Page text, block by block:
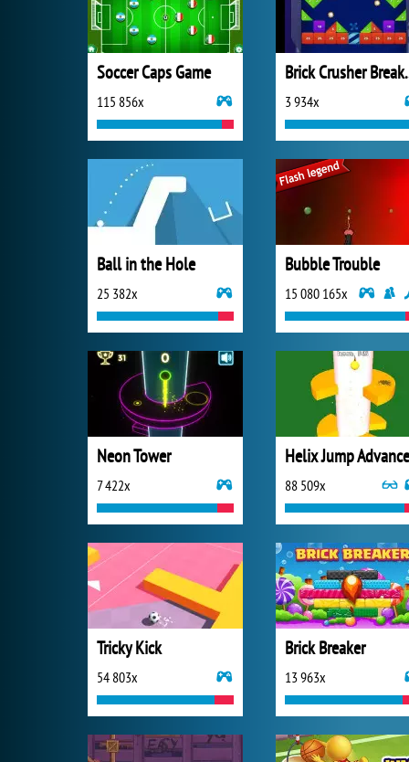
Soccer Caps Game
115 856x
Brick
3 934x
Ball in the Hole
25 382x
Bubble Trouble
15 080 165x
Neon Tower
7 422x
Helix Jump
88 509x
Tricky Kick
54 803x
Brick Breaker
13 963x